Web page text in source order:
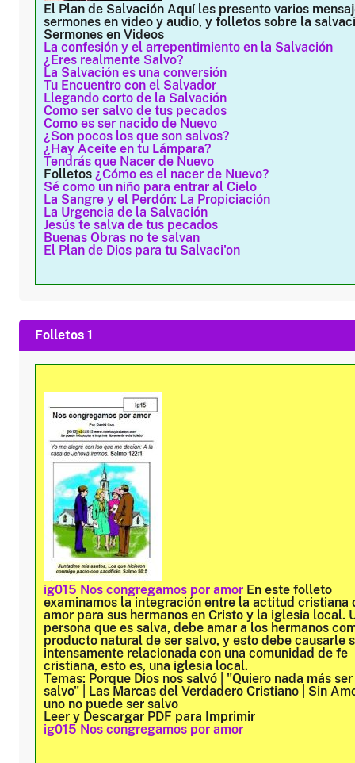
El Plan de Salvación Aquí les presento varios
sermones en video y audio, y folletos sobre la
Sermones en Videos
La confesión y el arrepentimiento en la Salvación
¿Eres realmente Salvo?
La Salvación es una conversión
Tu Encuentro con el Salvador
Llegando corto de la Salvación
Como ser salvo de tus pecados
Como es ser nacido de Nuevo
¿Son pocos los que son salvos?
¿Hay Aceite en tu Lámpara?
Tendrás que Nacer de Nuevo
Folletos ¿Cómo es el nacer de Nuevo?
Sé como un niño para entrar al Cielo
La Sangre y el Perdón: La Propiciación
La Urgencia de la Salvación
Jesús te salva de tus pecados
Buenas Obras no te salvan
El Plan de Dios para tu Salvaci'on
Folletos 1
ig015 Nos congregamos por amor En este folleto
examinamos la integración entre la actitud cristiana
amor para sus hermanos en Cristo y la iglesia local.
persona que es salva, debe amar a los hermanos
producto natural de ser salvo, y esto debe causarle
intensamente relacionada con una comunidad de fe
cristiana, esto es, una iglesia local.
Temas: Porque Dios nos salvó | "Quiero nada más ser
salvo" | Las Marcas del Verdadero Cristiano | Sin
uno no puede ser salvo
Leer y Descargar PDF para Imprimir
ig015 Nos congregamos por amor